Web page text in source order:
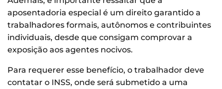
aposentadoria especial é um direito garantido a
trabalhadores formais, autônomos e contribuintes
individuais, desde que consigam comprovar a
exposição aos agentes nocivos.
Para requerer esse benefício, o trabalhador deve
contatar o INSS, onde será submetido a uma